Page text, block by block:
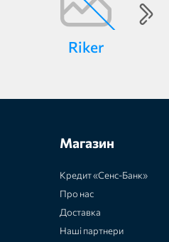
Riker
Магазин
Кредит «Сенс-Банк»
Про нас
Доставка
Наші партнери